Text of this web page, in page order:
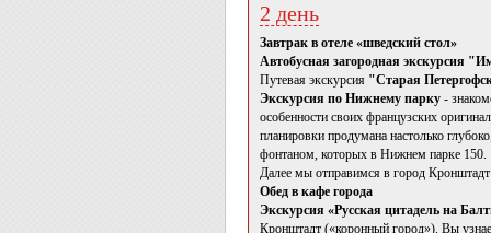
2 день
Завтрак в отеле «шведский стол»
Автобусная загородная экскурсия
Путевая экскурсия "Старая
Экскурсия по Нижнему парку -
особенности своих французских
планировки продумана настолько
фонтаном, которых в Нижнем парке 150.
Далее мы отправимся в город
Обед в кафе города
Экскурсия «Русская цитадель на
Кронштадт («коронный город»). Вы